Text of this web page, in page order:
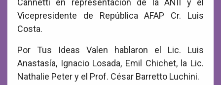
Cannetti en representación de la ANII y el
Vicepresidente de República AFAP Cr. Luis
Costa.
Por Tus Ideas Valen hablaron el Lic. Luis
Anastasía, Ignacio Losada, Emil Chichet, la Lic.
Nathalie Peter y el Prof. César Barretto Luchini.